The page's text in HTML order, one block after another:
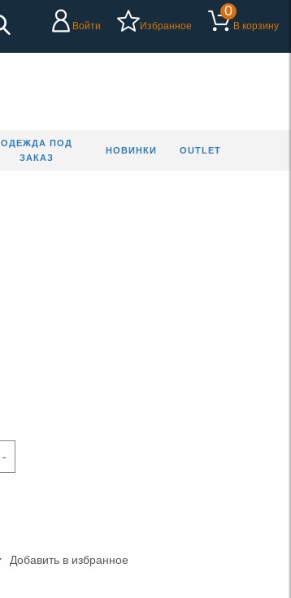
Войти Избранное
0
В корзину
ОДЕЖДА ПОД
ЗАКАЗ
НОВИНКИ OUTLET
-
Добавить в избранное